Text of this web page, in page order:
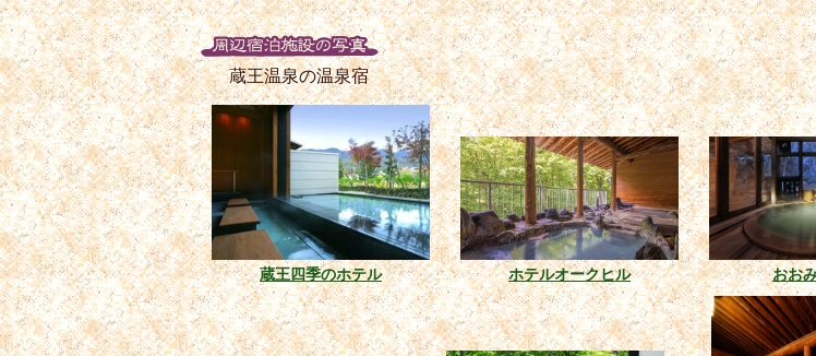
蔵王温泉の温泉宿
蔵王四季のホテル ホテルオークヒル おお